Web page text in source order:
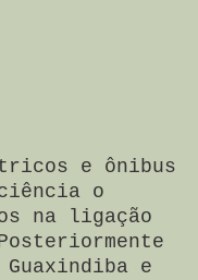
e ônibus
o
na ligação
e